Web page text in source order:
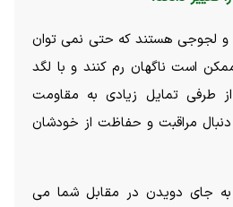
و لجوجی هستند که حتی نمی توان
است ناگهان رم کنند و با لگد
طرفی تمایل زیادی به مقاومت
مراقبت و حفاظت از خودشان
جای دویدن در مقابل شما می